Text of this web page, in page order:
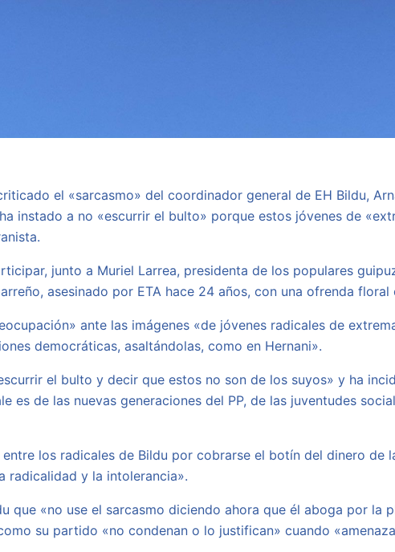
el «sarcasmo» del coordinador general de EH Bildu,
instado a no «escurrir el bulto» porque estos jóvenes de
junto a Muriel Larrea, presidenta de los populares
asesinado por ETA hace 24 años, con una ofrenda
ante las imágenes «de jóvenes radicales de
democráticas, asaltándolas, como en Hernani».
el bulto y decir que estos no son de los suyos» y ha
es de las nuevas generaciones del PP, de las juventudes
los radicales de Bildu por cobrarse el botín del dinero de
radicalidad y la intolerancia».
que «no use el sarcasmo diciendo ahora que él aboga por
su partido «no condenan o lo justifican» cuando